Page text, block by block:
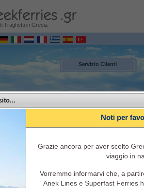
Traghetti in Grecia
Servizio Clienti
Noti per
Grazie ancora per aver scelto
viaggio in
Vorremmo informarvi che, a
Anek Lines e Superfast Ferries